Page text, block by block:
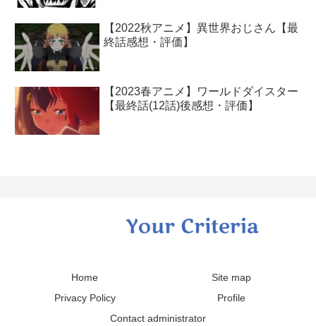
【2022秋アニメ】異世界おじさん【最
終話感想・評価】
【2023春アニメ】ワールドダイスター
【最終話(12話)後感想・評価】
Home
Site map
Privacy Policy
Profile
Contact administrator